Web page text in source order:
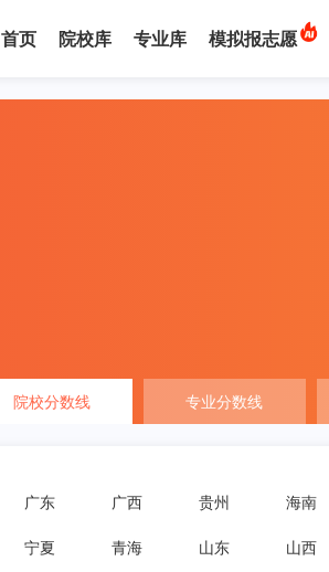
首页 院校库 专业库 模拟报志愿
院校分数线 专业分数线
广东 广西 贵州 海南
宁夏 青海 山东 山西